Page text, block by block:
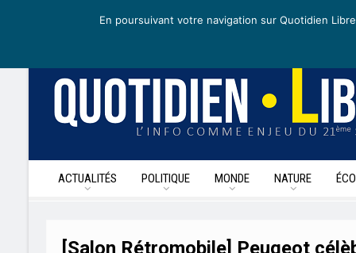
jeudi 7 mai 2020 I Édition de la journéeRecevoir nos newsletters•
ACTUALITÉS POLITIQUE MONDE NATURE
[Salon Rétromobile] Peugeot
En poursuivant votre navigation sur Quotidien